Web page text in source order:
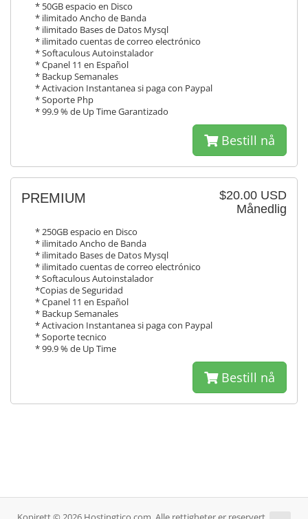
* 50GB espacio en Disco
* ilimitado Ancho de Banda
* ilimitado Bases de Datos Mysql
* ilimitado cuentas de correo electrónico
* Softaculous Autoinstalador
* Cpanel 11 en Español
* Backup Semanales
* Activacion Instantanea si paga con Paypal
* Soporte Php
* 99.9 % de Up Time Garantizado
Bestill nå
$20.00 USD
Månedlig
PREMIUM
* 250GB espacio en Disco
* ilimitado Ancho de Banda
* ilimitado Bases de Datos Mysql
* ilimitado cuentas de correo electrónico
* Softaculous Autoinstalador
*Copias de Seguridad
* Cpanel 11 en Español
* Backup Semanales
* Activacion Instantanea si paga con Paypal
* Soporte tecnico
* 99.9 % de Up Time
Bestill nå